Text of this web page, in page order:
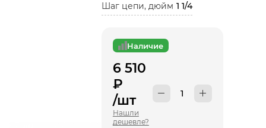
Шаг цепи, дюйм 1 1/4
Наличие
6 510
₽
/шт
Нашли
дешевле?